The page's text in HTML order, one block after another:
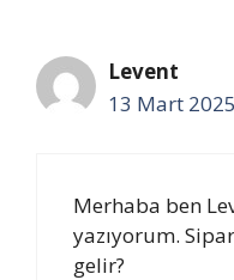
Levent
13 Mart
Merhaba ben
yazıyorum.
gelir?